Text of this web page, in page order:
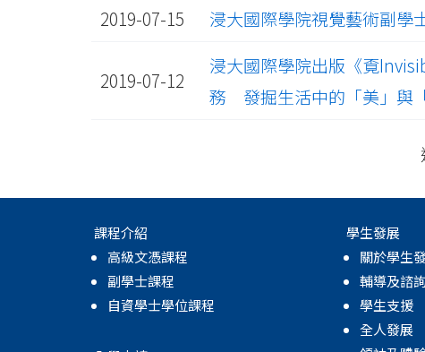
2019-07-15
浸大國際學院視覺藝術副
2019-07-12
浸大國際學院出版《覔
務 發掘生活中的「美」與「
課程介紹
高級文憑課程
副學士課程
自資學士學位課程
學生發展
關於學生
輔導及諮
學生支援
全人發展